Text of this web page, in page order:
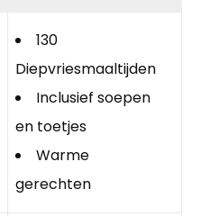
130
Diepvriesmaaltijden
Inclusief soepen
en toetjes
Warme
gerechten